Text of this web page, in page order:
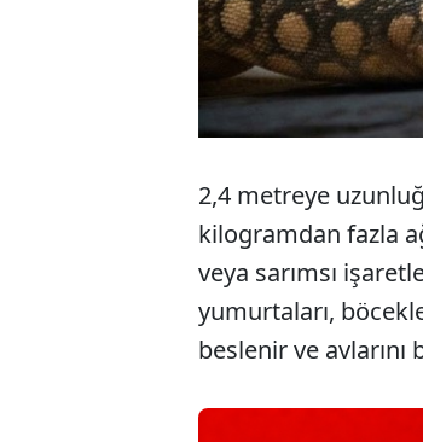
2,4 metreye
kilogramdan fazla
veya sarımsı
yumurtaları,
beslenir ve